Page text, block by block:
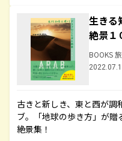
生きる
絶景１
BOOKS
古きと新しき、東と西が調
ブ。「地球の歩き方」が
絶景集！